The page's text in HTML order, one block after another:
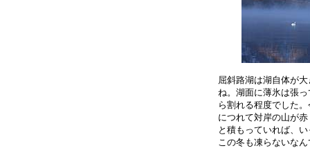
屈斜路湖は湖自体が
ね。湖面に薄氷は張
ら割れる程度でした
につれて対岸の山が
と積もっていれば、